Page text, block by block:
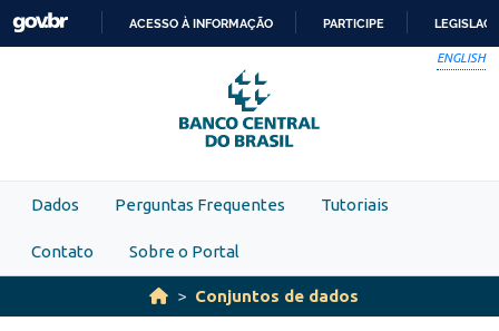
Skip to main content
PARA
O
CONTEÚDO
ACESSO À INFORMAÇÃO PARTICIPE
ENGLISH
Dados Perguntas Frequentes Tutoriais
Contato Sobre o Portal
Conjuntos de dados